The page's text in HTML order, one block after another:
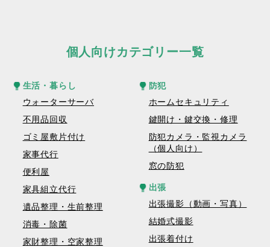
個人向けカテゴリー一覧
生活・暮らし
ウォーターサーバ
不用品回収
ゴミ屋敷片付け
家事代行
便利屋
家具組立代行
遺品整理・生前整理
消毒・除菌
家財整理・空家整理
防犯
ホームセキュリティ
鍵開け・鍵交換・修理
防犯カメラ・監視カメラ
（個人向け）
窓の防犯
出張
出張撮影（動画・写真）
結婚式撮影
出張着付け